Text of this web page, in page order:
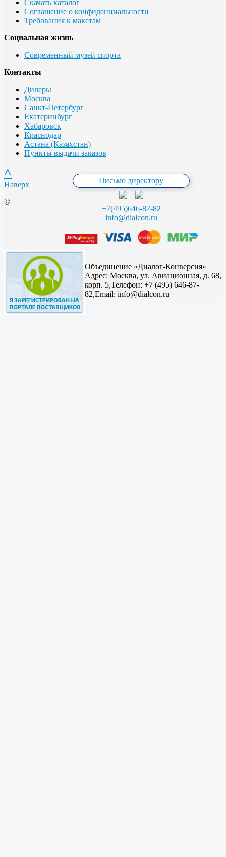
Скачать каталог
Соглашение о конфиденциальности
Требования к макетам
Социальная жизнь
Современный музей спорта
Контакты
Дилеры
Москва
Санкт-Петербург
Екатеринбург
Хабаровск
Краснодар
Астана (Казахстан)
Пункты выдачи заказов
Письмо директору
+7(495)646-87-82
info@dialcon.ru
^
Наверх
©
Объединение «Диалог-Конверсия»
Адрес: Москва, ул. Авиационная, д. 68,
корп. 5,Телефон: +7 (495) 646-87-
82,Email: info@dialcon.ru